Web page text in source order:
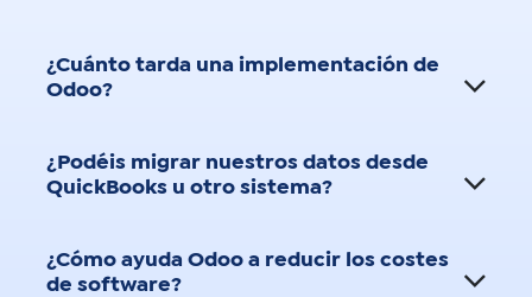
¿Cuánto tarda una implementación de
Odoo?
¿Podéis migrar nuestros datos desde
QuickBooks u otro sistema?
¿Cómo ayuda Odoo a reducir los costes
de software?